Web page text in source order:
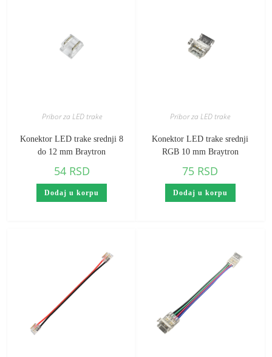
Pribor za LED trake
Konektor LED trake srednji 8
do 12 mm Braytron
54 RSD
Dodaj u korpu
Pribor za LED trake
Konektor LED trake srednji
RGB 10 mm Braytron
75 RSD
Dodaj u korpu